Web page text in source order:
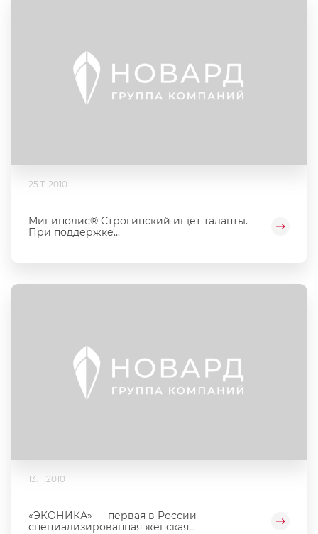
25.11.2010
Миниполис® Строгинский ищет таланты.
При поддержке...
13.11.2010
«ЭКОНИКА» — первая в России
специализированная женская...